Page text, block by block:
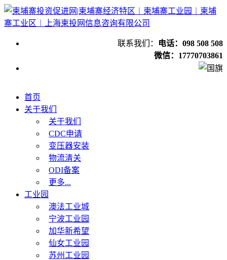
联系我们：
电话：098 508 508
微信：17770703861
首页
关于我们
关于我们
CDC申请
变压器安装
物流清关
ODI备案
更多...
工业园
澳法工业城
宁波工业园
加华新希望
仙女工业园
苏州工业园